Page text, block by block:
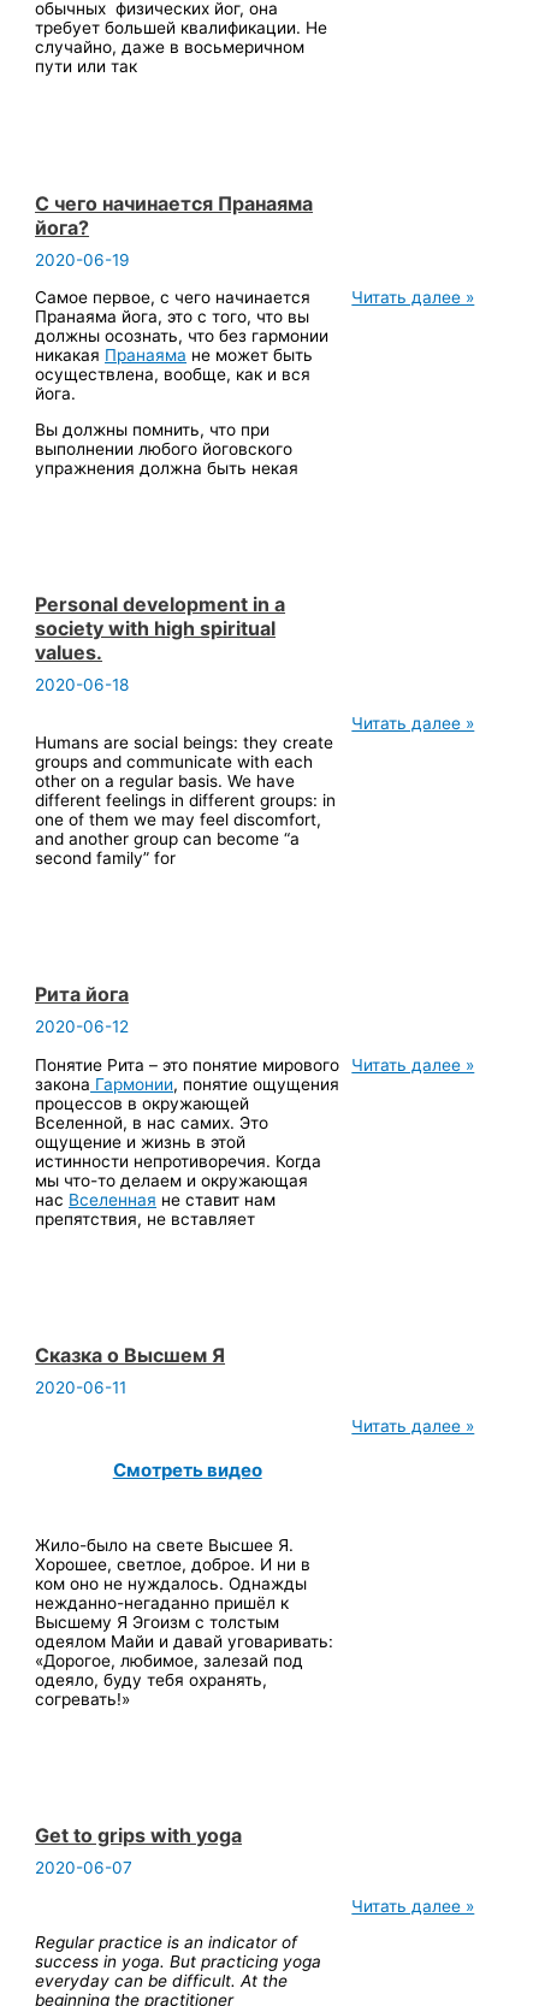
обычных физических йог, она
требует большей квалификации. Не
случайно, даже в восьмеричном
пути или так
C чего начинается Пранаяма
йога?
2020-06-19
Самое первое, с чего начинается
Пранаяма йога, это с того, что вы
должны осознать, что без гармонии
никакая Пранаяма не может быть
осуществлена, вообще, как и вся
йога.
Вы должны помнить, что при
выполнении любого йоговского
упражнения должна быть некая
C
Читать далее »
Personal development in a
society with high spiritual
values.
2020-06-18
Humans are social beings: they create
groups and communicate with each
other on a regular basis. We have
different feelings in different groups: in
one of them we may feel discomfort,
and another group can become “a
second family” for
Personal
Читать далее »
Рита йога
2020-06-12
Понятие Рита – это понятие мирового
закона Гармонии, понятие ощущения
процессов в окружающей
Вселенной, в нас самих. Это
ощущение и жизнь в этой
истинности непротиворечия. Когда
мы что-то делаем и окружающая
нас Вселенная не ставит нам
препятствия, не вставляет
Рита
Читать далее »
Сказка о Высшем Я
2020-06-11
Смотреть видео
Жило-было на свете Высшее Я.
Хорошее, светлое, доброе. И ни в
ком оно не нуждалось. Однажды
нежданно-негаданно пришёл к
Высшему Я Эгоизм с толстым
одеялом Майи и давай уговаривать:
«Дорогое, любимое, залезай под
одеяло, буду тебя охранять,
согревать!»
Сказка
Читать далее »
Get to grips with yoga
2020-06-07
Regular practice is an indicator of
success in yoga. But practicing yoga
everyday can be difficult. At the
beginning the practitioner
Get
Читать далее »